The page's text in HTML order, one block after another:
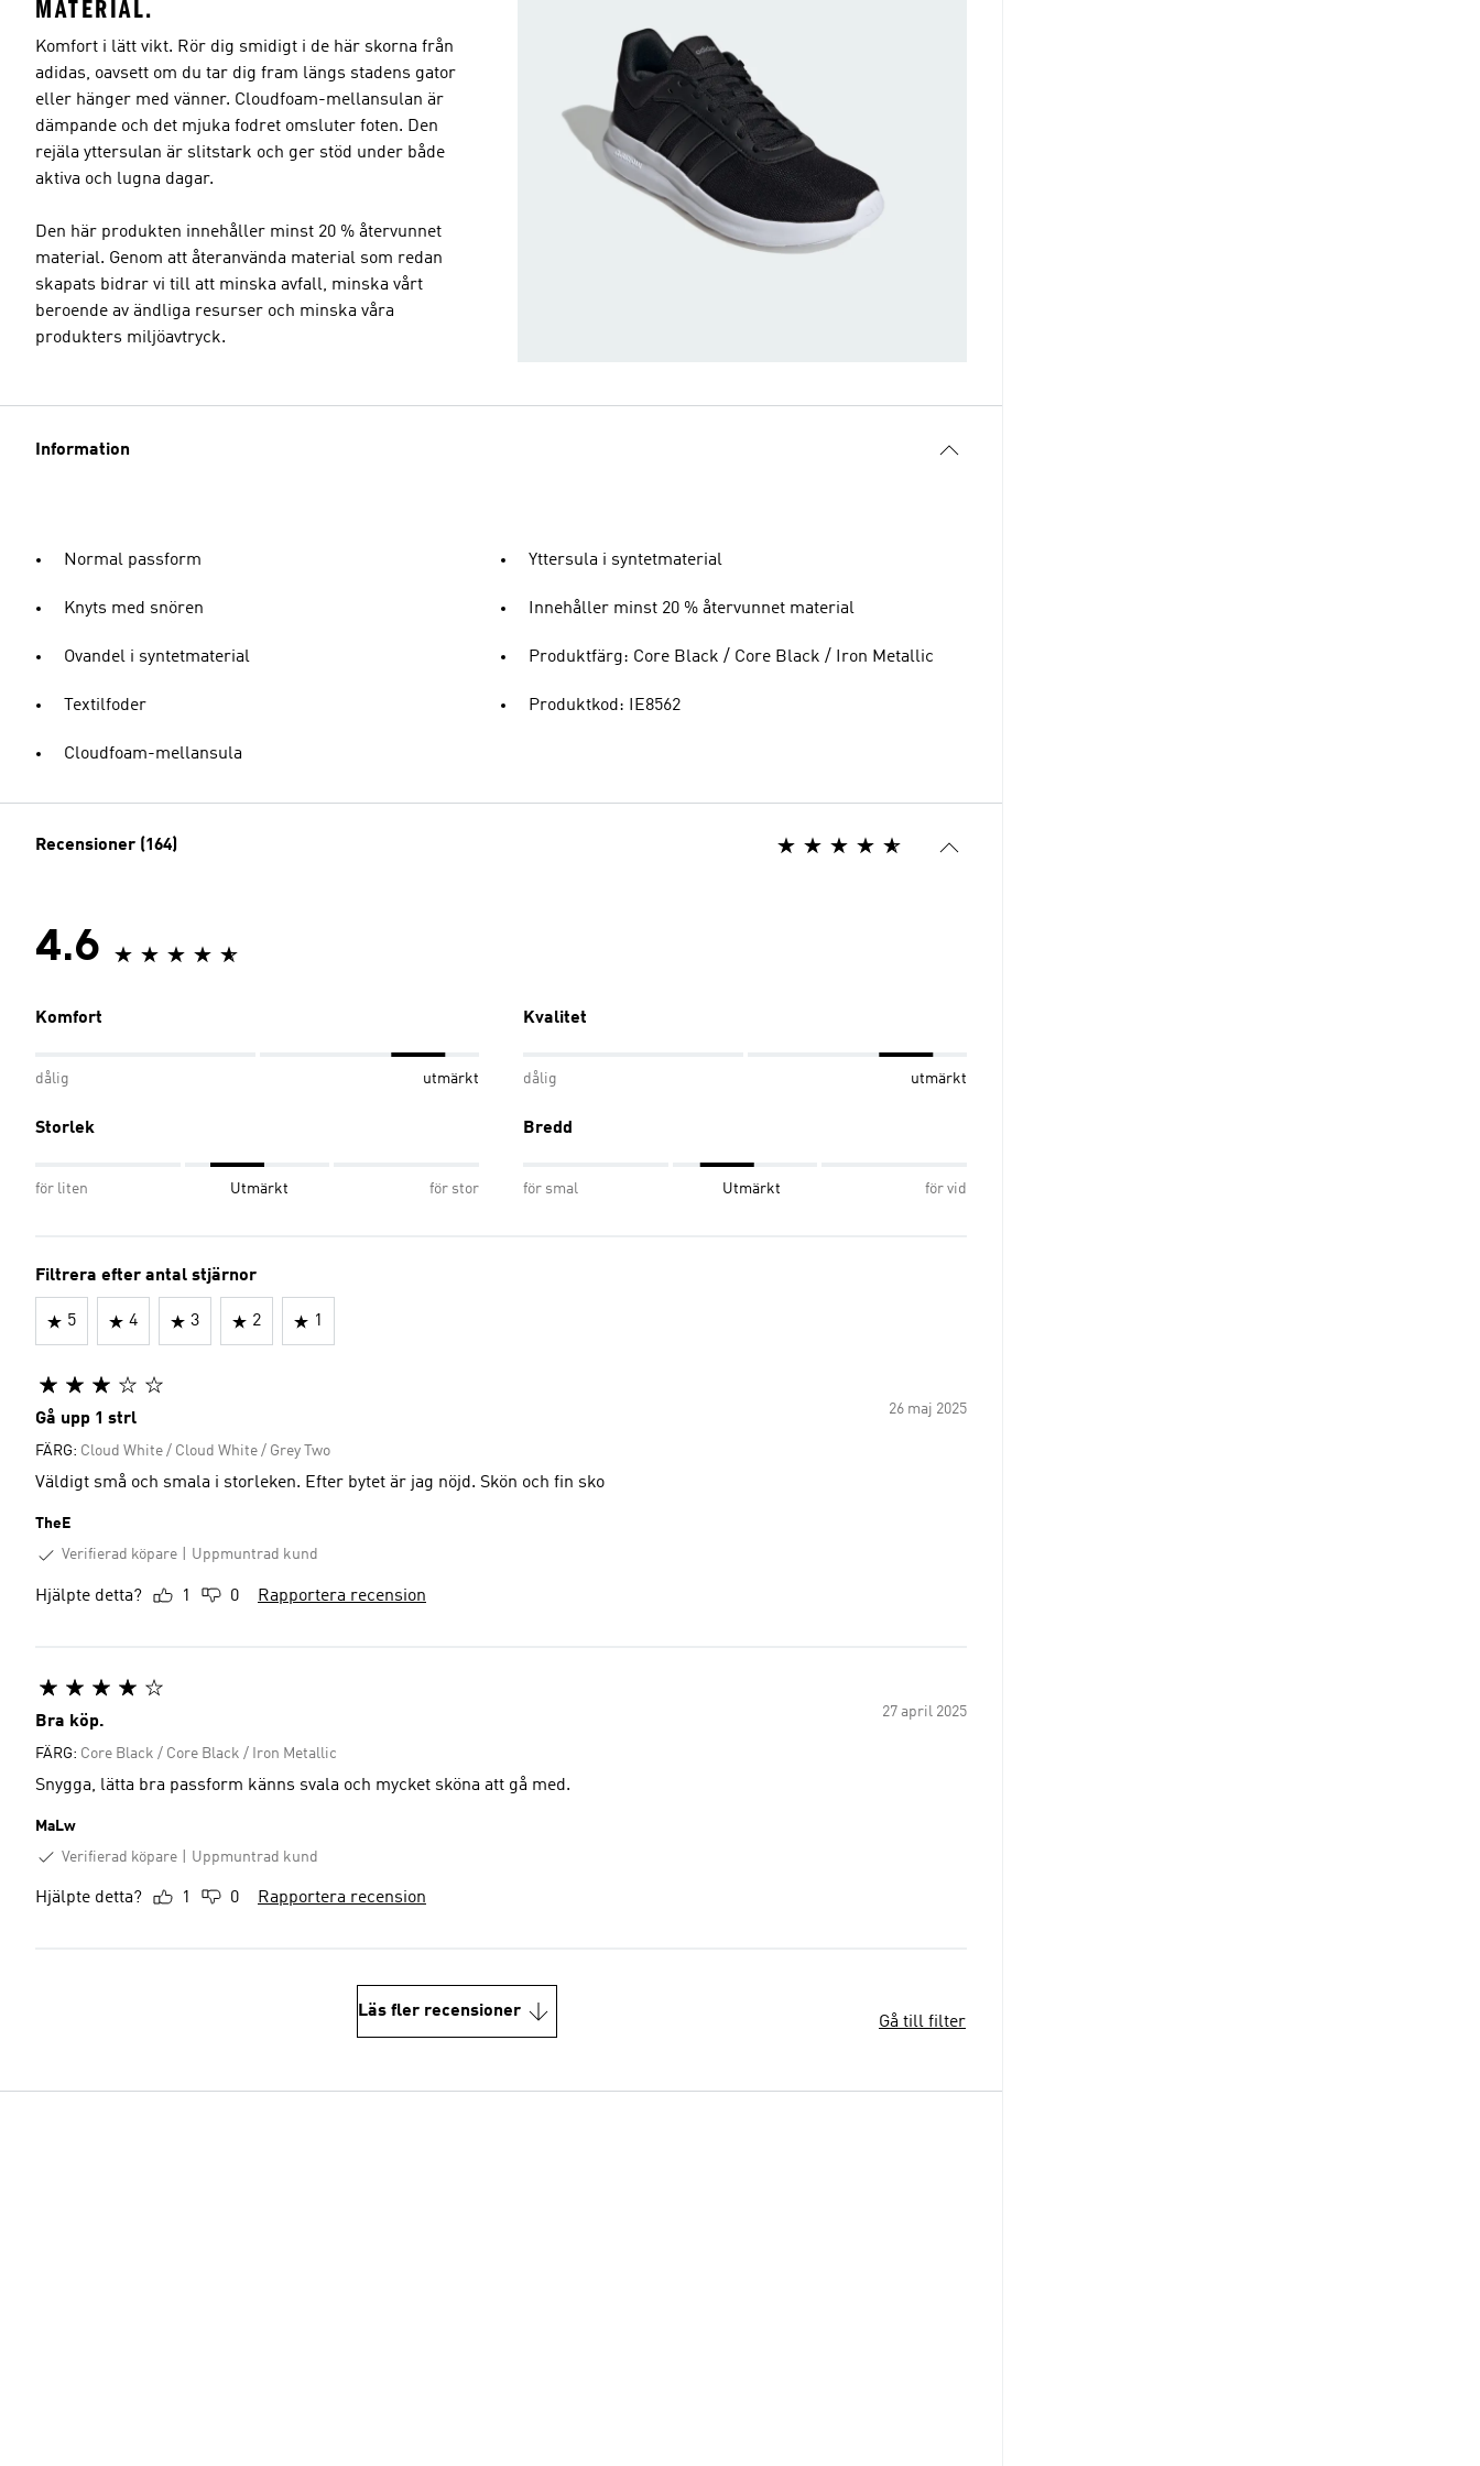
MATERIAL.
Komfort i lätt vikt. Rör dig smidigt i de här skorna från
adidas, oavsett om du tar dig fram längs stadens gator
eller hänger med vänner. Cloudfoam-mellansulan är
dämpande och det mjuka fodret omsluter foten. Den
rejäla yttersulan är slitstark och ger stöd under både
aktiva och lugna dagar.
Den här produkten innehåller minst 20 % återvunnet
material. Genom att återanvända material som redan
skapats bidrar vi till att minska avfall, minska vårt
beroende av ändliga resurser och minska våra
produkters miljöavtryck.
Information
Normal passform
Knyts med snören
Ovandel i syntetmaterial
Textilfoder
Cloudfoam-mellansula
Yttersula i syntetmaterial
Innehåller minst 20 % återvunnet material
Produktfärg: Core Black / Core Black / Iron Metallic
Produktkod: IE8562
Recensioner (164)
4.6
Komfort
dålig utmärkt
Kvalitet
dålig utmärkt
Storlek
för liten Utmärkt för stor
Bredd
för smal Utmärkt för vid
Filtrera efter antal stjärnor
5 4 3 2 1
26 maj 2025
Gå upp 1 strl
FÄRG: Cloud White / Cloud White / Grey Two
Väldigt små och smala i storleken. Efter bytet är jag nöjd. Skön och fin sko
TheE
Verifierad köpare
Uppmuntrad kund
Hjälpte detta? 1 0 Rapportera recension
27 april 2025
Bra köp.
FÄRG: Core Black / Core Black / Iron Metallic
Snygga, lätta bra passform känns svala och mycket sköna att gå med.
MaLw
Verifierad köpare
Uppmuntrad kund
Hjälpte detta? 1 0 Rapportera recension
Läs fler recensioner
Gå till filter